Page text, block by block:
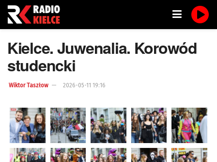
Kielce. Juwenalia. Korowód
studencki
Wiktor Taszłow 2026-05-11 19:16